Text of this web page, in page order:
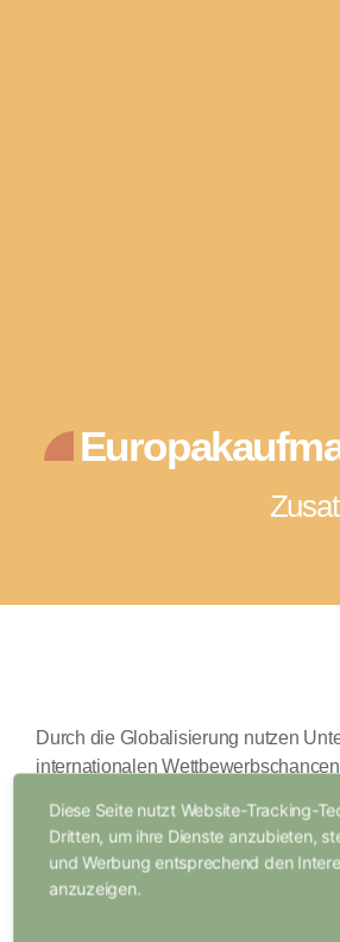
Durch die Globalisierung nutzen
internationalen
weltweit. Damit verbunden sind
aber auch Anforderungen an
Daher werden nachweisbare
Diese Seite nutzt Website-Tracking-
Dritten, um ihre Dienste anzubieten,
und Werbung entsprechend den
anzuzeigen.